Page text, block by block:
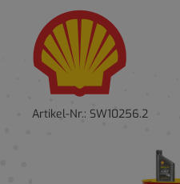
Artikel-Nr.: SW10256.2